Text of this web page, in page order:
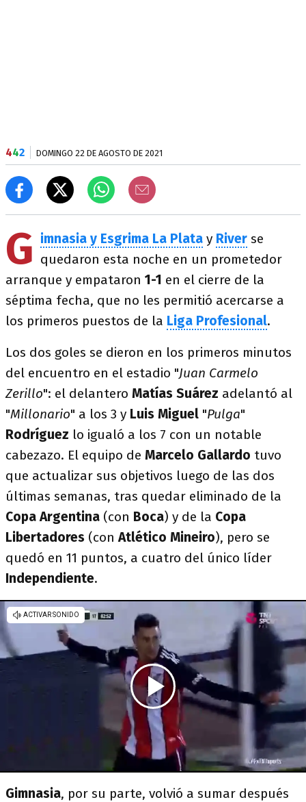
442 DOMINGO 22 DE AGOSTO DE 2021
G imnasia y Esgrima La Plata y River se
quedaron esta noche en un prometedor
arranque y empataron 1-1 en el cierre de la
séptima fecha, que no les permitió acercarse a
los primeros puestos de la Liga Profesional.
Los dos goles se dieron en los primeros minutos
del encuentro en el estadio "Juan Carmelo
Zerillo": el delantero Matías Suárez adelantó al
"Millonario" a los 3 y Luis Miguel "Pulga"
Rodríguez lo igualó a los 7 con un notable
cabezazo. El equipo de Marcelo Gallardo tuvo
que actualizar sus objetivos luego de las dos
últimas semanas, tras quedar eliminado de la
Copa Argentina (con Boca) y de la Copa
Libertadores (con Atlético Mineiro), pero se
quedó en 11 puntos, a cuatro del único líder
Independiente.
Gimnasia, por su parte, volvió a sumar después